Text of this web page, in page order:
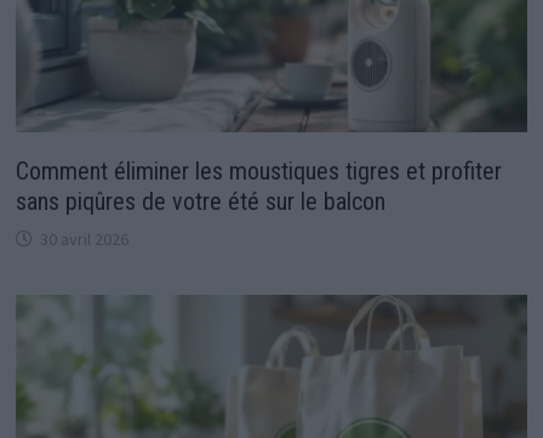
Comment éliminer les moustiques tigres et profiter
sans piqûres de votre été sur le balcon
30 avril 2026